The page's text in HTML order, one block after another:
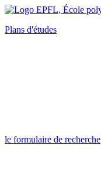
Plans d'études
le formulaire de recherche